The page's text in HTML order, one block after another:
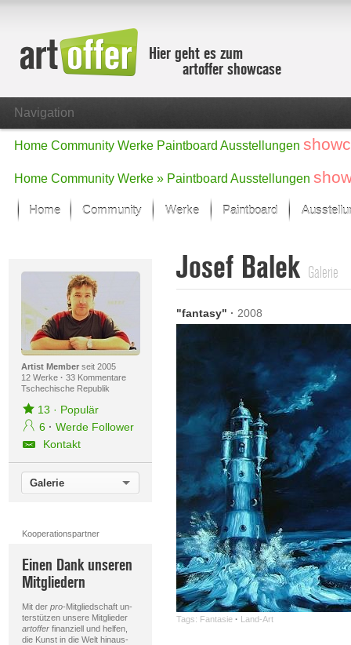
Hier geht es zum
artoffer showcase
Navigation
Home Community Werke Paintboard Ausstellungen
Home Community Werke » Paintboard Ausstellungen
Home Community Werke
Der letzte Monat im Fokus
Alle Fokus-Werke
Fokus-Werke
Paintboard
Artist Memberseit 2005
12 Werke · 33 Kommentare
Tschechische Republik
13 · Populär
6 · Werde Follower
Kontakt
Galerie
Kooperationspartner
Einen Dank unseren
Mitgliedern
Mit der pro-Mitgliedschaft un-
terstützen unsere Mitglieder
artofferfinanziell und helfen,
die Kunst in die Welt hinaus-
Josef Balek Galerie
"fantasy" · 2008
Tags: Fantasie · Land-Art